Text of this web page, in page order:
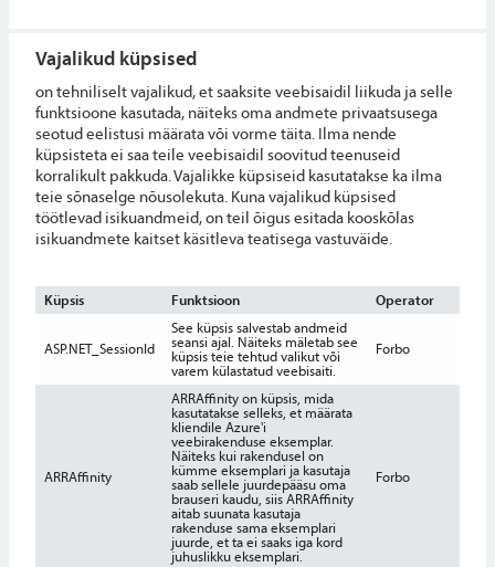
Vajalikud küpsised
on tehniliselt vajalikud, et saaksite veebisaidil liikuda ja selle
funktsioone kasutada, näiteks oma andmete privaatsusega
seotud eelistusi määrata või vorme täita. Ilma nende
küpsisteta ei saa teile veebisaidil soovitud teenuseid
korralikult pakkuda. Vajalikke küpsiseid kasutatakse ka ilma
teie sõnaselge nõusolekuta. Kuna vajalikud küpsised
töötlevad isikuandmeid, on teil õigus esitada kooskõlas
isikuandmete kaitset käsitleva teatisega vastuväide.
Küpsis Funktsioon Operator
ASP.NET_SessionId
See küpsis salvestab andmeid
seansi ajal. Näiteks mäletab see
küpsis teie tehtud valikut või
varem külastatud veebisaiti.
Forbo
ARRAffinity
ARRAffinity on küpsis, mida
kasutatakse selleks, et määrata
kliendile Azure'i
veebirakenduse eksemplar.
Näiteks kui rakendusel on
kümme eksemplari ja kasutaja
saab sellele juurdepääsu oma
brauseri kaudu, siis ARRAffinity
aitab suunata kasutaja
rakenduse sama eksemplari
juurde, et ta ei saaks iga kord
juhuslikku eksemplari.
Forbo